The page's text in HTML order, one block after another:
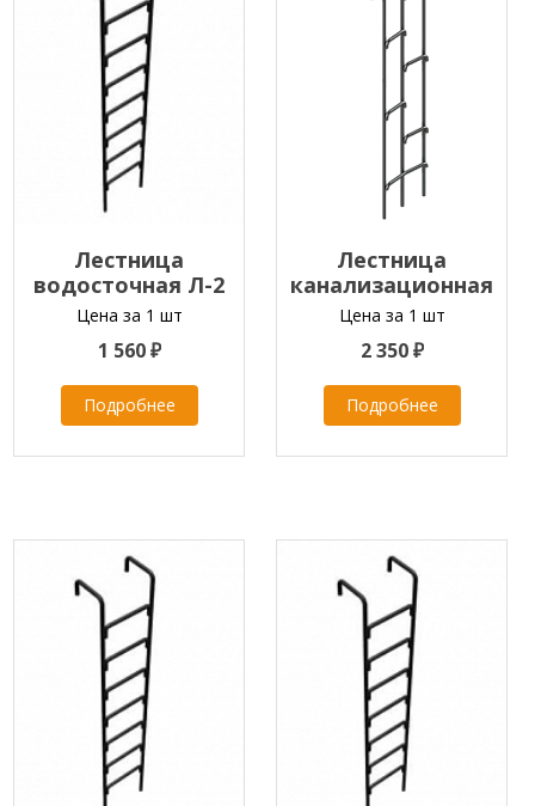
Лестница
водосточная Л-2
L=5,2м
Цена за 1 шт
1 560 ₽
Подробнее
Лестница
канализационная
КЛ1 (4,0м)
Цена за 1 шт
2 350 ₽
Подробнее